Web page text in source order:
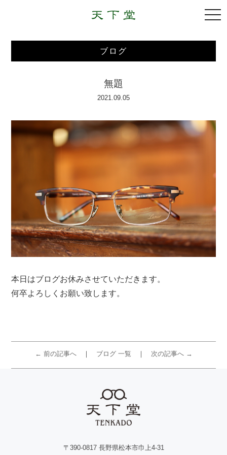
ブログ
無題
2021.09.05
本日はブログお休みさせていただきます。
何卒よろしくお願い致します。
← 前の記事へ ブログ 一覧 次の記事へ →
〒390-0817 長野県松本市巾上4-31